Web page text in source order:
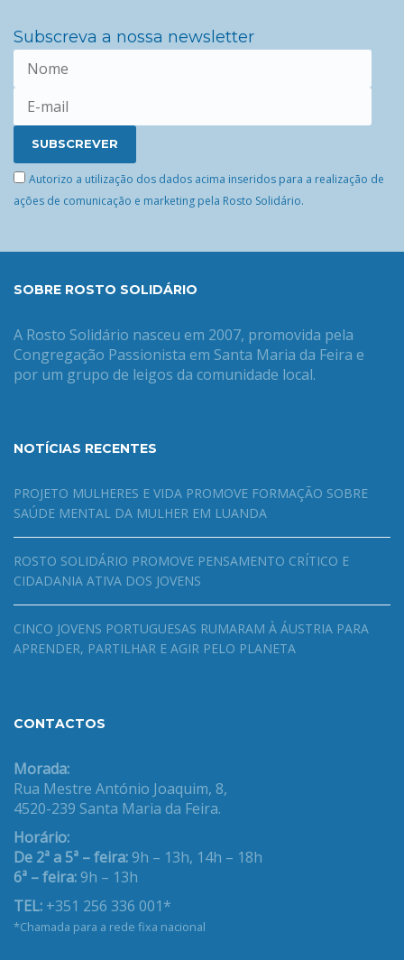
Subscreva a nossa newsletter
Autorizo a utilização dos dados acima inseridos para a realização de
ações de comunicação e marketing pela Rosto Solidário.
SOBRE ROSTO SOLIDÁRIO
A Rosto Solidário nasceu em 2007, promovida pela
Congregação Passionista em Santa Maria da Feira e
por um grupo de leigos da comunidade local.
NOTÍCIAS RECENTES
PROJETO MULHERES E VIDA PROMOVE FORMAÇÃO SOBRE
SAÚDE MENTAL DA MULHER EM LUANDA
ROSTO SOLIDÁRIO PROMOVE PENSAMENTO CRÍTICO E
CIDADANIA ATIVA DOS JOVENS
CINCO JOVENS PORTUGUESAS RUMARAM À ÁUSTRIA PARA
APRENDER, PARTILHAR E AGIR PELO PLANETA
CONTACTOS
Morada:
Rua Mestre António Joaquim, 8,
4520-239 Santa Maria da Feira.
Horário:
De 2ª a 5ª – feira: 9h – 13h, 14h – 18h
6ª – feira: 9h – 13h
TEL: +351 256 336 001*
*Chamada para a rede fixa nacional